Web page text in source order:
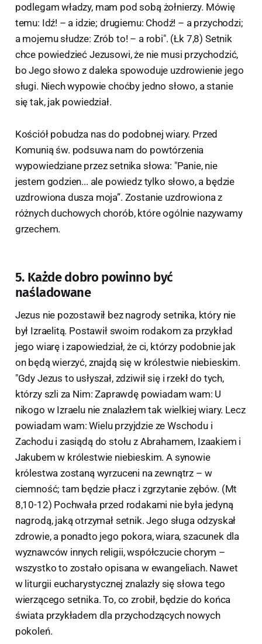
podlegam władzy, mam pod sobą żołnierzy. Mówię
temu: Idź! – a idzie; drugiemu: Chodź! – a przychodzi;
a mojemu słudze: Zrób to! – a robi". (Łk 7,8) Setnik
chce powiedzieć Jezusowi, że nie musi przychodzić,
bo Jego słowo z daleka spowoduje uzdrowienie jego
sługi. Niech wypowie choćby jedno słowo, a stanie
się tak, jak powiedział.
Kościół pobudza nas do podobnej wiary. Przed
Komunią św. podsuwa nam do powtórzenia
wypowiedziane przez setnika słowa: "Panie, nie
jestem godzien... ale powiedz tylko słowo, a będzie
uzdrowiona dusza moja”. Zostanie uzdrowiona z
różnych duchowych chorób, które ogólnie nazywamy
grzechem.
5. Każde dobro powinno być
naśladowane
Jezus nie pozostawił bez nagrody setnika, który nie
był Izraelitą. Postawił swoim rodakom za przykład
jego wiarę i zapowiedział, że ci, którzy podobnie jak
on będą wierzyć, znajdą się w królestwie niebieskim.
"Gdy Jezus to usłyszał, zdziwił się i rzekł do tych,
którzy szli za Nim: Zaprawdę powiadam wam: U
nikogo w Izraelu nie znalazłem tak wielkiej wiary. Lecz
powiadam wam: Wielu przyjdzie ze Wschodu i
Zachodu i zasiądą do stołu z Abrahamem, Izaakiem i
Jakubem w królestwie niebieskim. A synowie
królestwa zostaną wyrzuceni na zewnątrz – w
ciemność; tam będzie płacz i zgrzytanie zębów. (Mt
8,10-12) Pochwała przed rodakami nie była jedyną
nagrodą, jaką otrzymał setnik. Jego sługa odzyskał
zdrowie, a ponadto jego pokora, wiara, szacunek dla
wyznawców innych religii, współczucie chorym –
wszystko to zostało opisana w ewangeliach. Nawet
w liturgii eucharystycznej znalazły się słowa tego
wierzącego setnika. To, co zrobił, będzie do końca
świata przykładem dla przychodzących nowych
pokoleń.